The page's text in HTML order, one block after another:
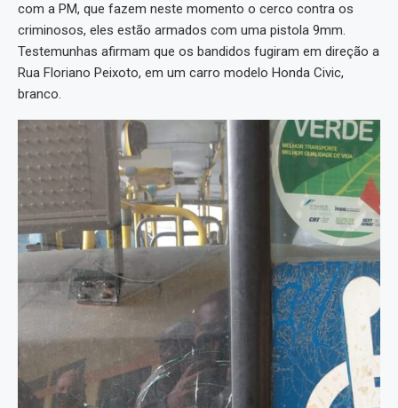
com a PM, que fazem neste momento o cerco contra os
criminosos, eles estão armados com uma pistola 9mm.
Testemunhas afirmam que os bandidos fugiram em direção a
Rua Floriano Peixoto, em um carro modelo Honda Civic,
branco.